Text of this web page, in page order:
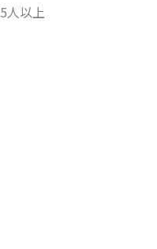
5人以上